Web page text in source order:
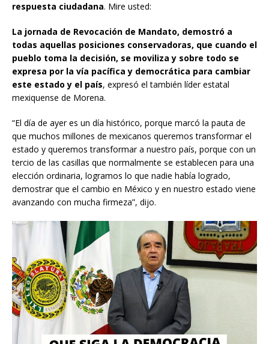
respuesta ciudadana. Mire usted:
La jornada de Revocación de Mandato, demostró a
todas aquellas posiciones conservadoras, que cuando el
pueblo toma la decisión, se moviliza y sobre todo se
expresa por la vía pacífica y democrática para cambiar
este estado y el país, expresó el también líder estatal
mexiquense de Morena.
“El día de ayer es un día histórico, porque marcó la pauta de
que muchos millones de mexicanos queremos transformar el
estado y queremos transformar a nuestro país, porque con un
tercio de las casillas que normalmente se establecen para una
elección ordinaria, logramos lo que nadie había logrado,
demostrar que el cambio en México y en nuestro estado viene
avanzando con mucha firmeza”, dijo.